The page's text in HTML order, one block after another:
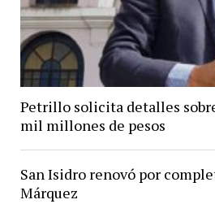
Petrillo solicita detalles
mil millones de pesos
San Isidro renovó por
Márquez